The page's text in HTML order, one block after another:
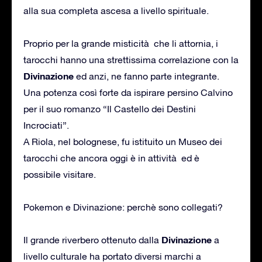
alla sua completa ascesa a livello spirituale.
Proprio per la grande misticità che li attornia, i
tarocchi hanno una strettissima correlazione con la
Divinazione ed anzi, ne fanno parte integrante.
Una potenza così forte da ispirare persino Calvino
per il suo romanzo “Il Castello dei Destini
Incrociati”.
A Riola, nel bolognese, fu istituito un Museo dei
tarocchi che ancora oggi è in attività ed è
possibile visitare.
Pokemon e Divinazione: perchè sono collegati?
Il grande riverbero ottenuto dalla Divinazione a
livello culturale ha portato diversi marchi a